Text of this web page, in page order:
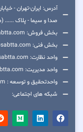
آدرس: ایران-تهران -
صدا و سیما - پلاک ......
بخش فروش: service@sabtta.com
بخش فنی: technical@sabtta.com
واحد نظارت: complaints@sabtta.com
واحد مدیریت: manager@sabtta.com
واحدتحقیق و توسعه : backend@sabtta.com
شبکه های اجتماعی: